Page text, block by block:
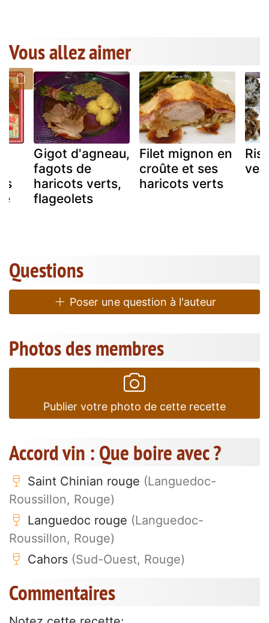
Vous allez aimer
Gigot d'agneau,
fagots de
haricots verts,
flageolets
Filet mignon en
croûte et ses
haricots verts
Questions
Poser une question à l'auteur
Photos des membres
Publier votre photo de cette recette
Accord vin : Que boire avec ?
Saint Chinian rouge (Languedoc-
Roussillon, Rouge)
Languedoc rouge (Languedoc-
Roussillon, Rouge)
Cahors (Sud-Ouest, Rouge)
Commentaires